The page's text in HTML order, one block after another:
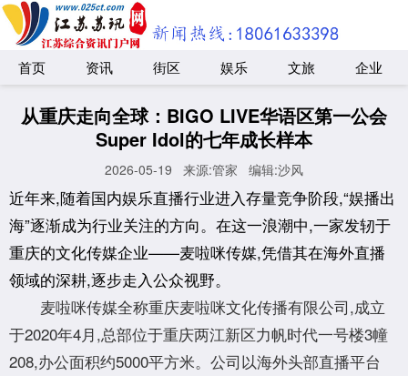
首页 资讯 街区 娱乐 文旅 企业
从重庆走向全球：BIGO LIVE华语区第一公会
Super Idol的七年成长样本
2026-05-19 来源:管家 编辑:沙风
近年来,随着国内娱乐直播行业进入存量竞争阶段,“娱播出
海”逐渐成为行业关注的方向。在这一浪潮中,一家发轫于
重庆的文化传媒企业——麦啦咪传媒,凭借其在海外直播
领域的深耕,逐步走入公众视野。
麦啦咪传媒全称重庆麦啦咪文化传播有限公司,成立
于2020年4月,总部位于重庆两江新区力帆时代一号楼3幢
208,办公面积约5000平方米。公司以海外头部直播平台